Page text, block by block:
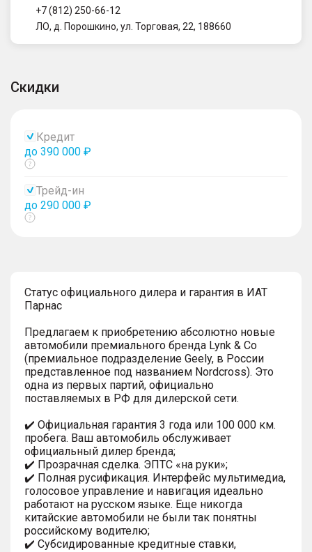
+7 (812) 250-66-12
ЛО, д. Порошкино, ул. Торговая, 22, 188660
Скидки
Кредит
до 390 000 ₽
Показать
Трейд-ин
до 290 000 ₽
Показать
Статус официального дилера и гарантия в ИАТ
Парнас
Предлагаем к приобретению абсолютно новые
автомобили премиального бренда Lynk & Co
(премиальное подразделение Geely, в России
представленное под названием Nordcross). Это
одна из первых партий, официально
поставляемых в РФ для дилерской сети.
✔️ Официальная гарантия 3 года или 100 000 км.
пробега. Ваш автомобиль обслуживает
официальный дилер бренда;
✔️ Прозрачная сделка. ЭПТС «на руки»;
✔️ Полная русификация. Интерфейс мультимедиа,
голосовое управление и навигация идеально
работают на русском языке. Еще никогда
китайские автомобили не были так понятны
российскому водителю;
✔️ Субсидированные кредитные ставки,